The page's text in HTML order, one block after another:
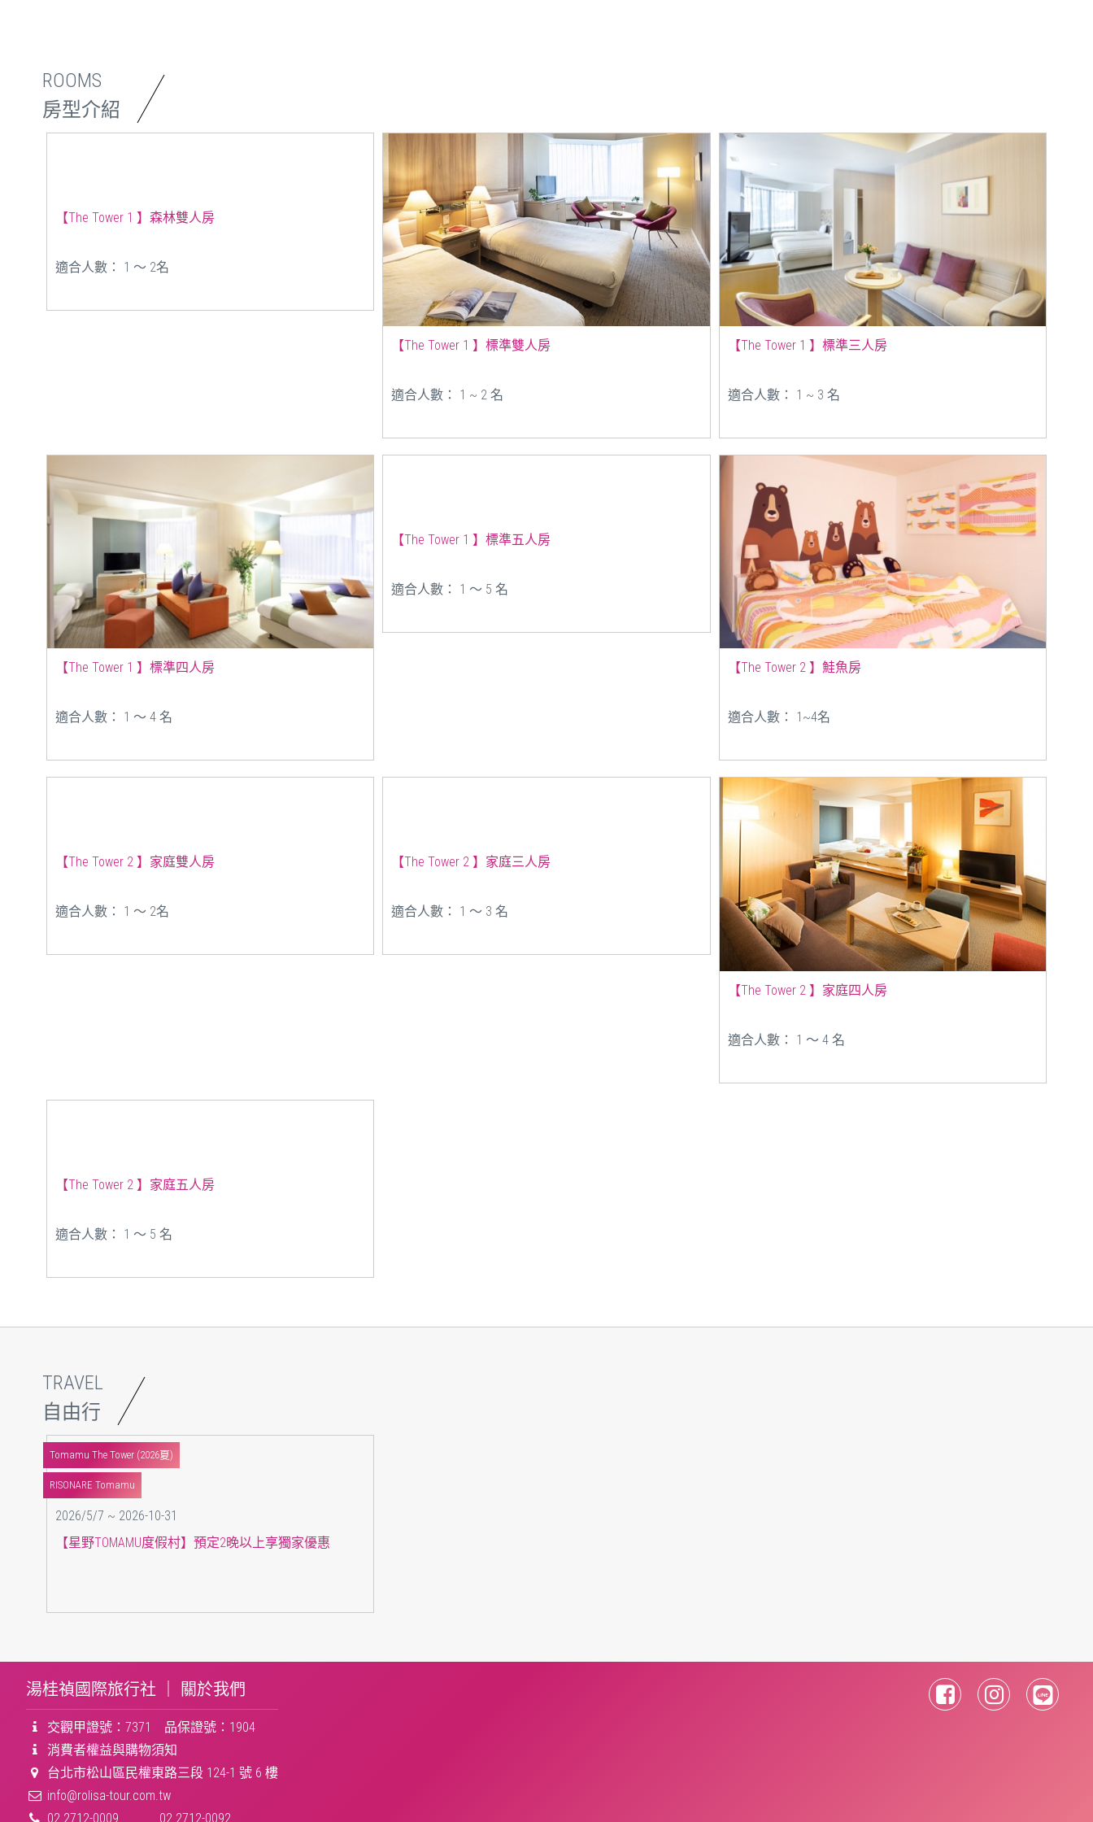
ROOMS
房型介紹
【The Tower 1 】森林雙人房
適合人數： 1 ～ 2名
【The Tower 1 】標準雙人房
適合人數： 1 ~ 2 名
【The Tower 1 】標準三人房
適合人數： 1 ~ 3 名
【The Tower 1 】標準四人房
適合人數： 1 ～ 4 名
【The Tower 1 】標準五人房
適合人數： 1 ～ 5 名
【The Tower 2 】鮭魚房
適合人數： 1~4名
【The Tower 2 】家庭雙人房
適合人數： 1 ～ 2名
【The Tower 2 】家庭三人房
適合人數： 1 ～ 3 名
【The Tower 2 】家庭四人房
適合人數： 1 ～ 4 名
【The Tower 2 】家庭五人房
適合人數： 1 ～ 5 名
TRAVEL
自由行
Tomamu The Tower (2026夏)
RISONARE Tomamu
2026/5/7 ~ 2026-10-31
【星野TOMAMU度假村】預定2晚以上享獨家優惠
湯桂禎國際旅行社 ｜ 關於我們
交觀甲證號：7371 品保證號：1904
消費者權益與購物須知
台北市松山區民權東路三段 124-1 號 6 樓
info@rolisa-tour.com.tw
02 2712-0009
02 2712-0092